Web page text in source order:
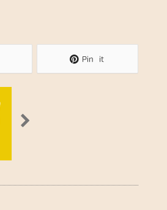
Pin it